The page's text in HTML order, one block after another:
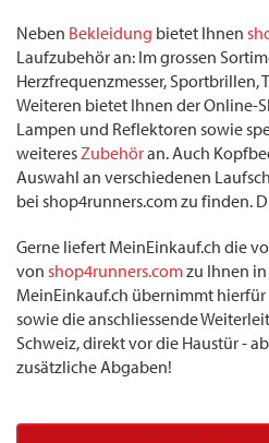
Neben Bekleidung bietet Ihnen
Laufzubehör an: Im grossen
Herzfrequenzmesser, Sportbrillen,
Weiteren bietet Ihnen der Online-
Lampen und Reflektoren sowie
weiteresZubehöran. Auch
Auswahl an verschiedenen
bei shop4runners.com zu finden.
Gerne liefert MeinEinkauf.ch die
von shop4runners.comzu Ihnen
MeinEinkauf.ch übernimmt hierfür
sowie die anschliessende
Schweiz, direkt vor die Haustür -
zusätzliche Abgaben!